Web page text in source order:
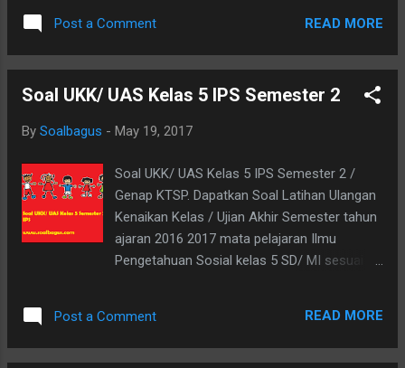
UAS Kelas 5 KTSP dan Kurikulum 2013
Kumpulan Soal UKK Kelas 1 2 3 4 5 Terbaru
Inggris Kls 5 smt 2 , yaitu : I. Choose the
! 1. Restu : How many times do you take a
day A. Once B. Twice C. Ten D. Twenty 2.
There are . . . months in a year. A. Seven B.
Twelve C. Fifteen D. Thirty 3. Windi has
toothache so she must go to . . . A. Market
B. Bank C. School D. Dentist 4. Siti : “ . . . do
Nusantara 1. A. What B. Where C. Why D.
Post a Comment READ MORE
Soal UKK/ UAS Kelas 5 IPS Semester 2
By Soalbagus - May 19, 2017
Soal UKK/ UAS Kelas 5 IPS Semester 2 /
Genap KTSP. Dapatkan Soal Latihan Ulangan
Kenaikan Kelas / Ujian Akhir Semester tahun
ajaran 2016 2017 mata pelajaran Ilmu
Pengetahuan Sosial kelas 5 SD/ MI sesuai
soal berjumlah 40 soal. Update : Kumpulan
Soal UKK / UAS Kelas 5 KTSP dan Kurikulum
Post a Comment READ MORE